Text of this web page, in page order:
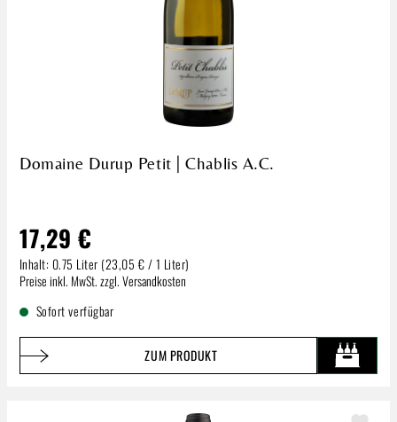
Domaine Durup Petit | Chablis A.C.
17,29 €
Inhalt: 0.75 Liter (23,05 € / 1 Liter)
Regulärer Preis:
Preise inkl. MwSt. zzgl. Versandkosten
Sofort verfügbar
ZUM PRODUKT